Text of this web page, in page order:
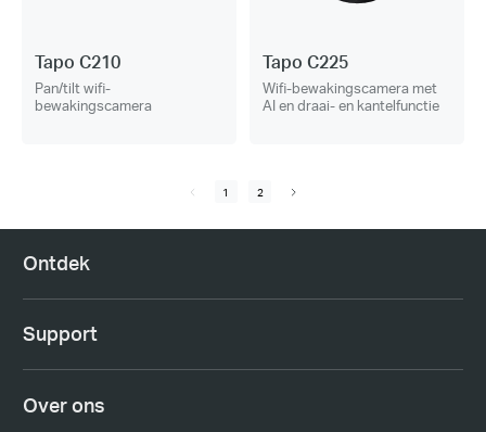
Tapo C210
Pan/tilt wifi-
bewakingscamera
Tapo C225
Wifi-bewakingscamera met
AI en draai- en kantelfunctie
1 2
Ontdek
Support
Over ons